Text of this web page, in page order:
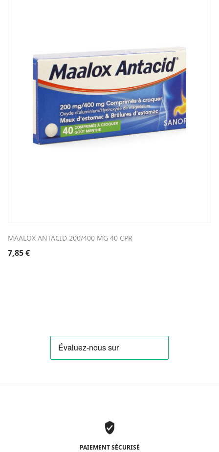
MAALOX ANTACID 200/400 MG 40 CPR
7,85€
PAIEMENT SÉCURISÉ